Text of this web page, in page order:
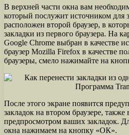
В верхней части окна вам
который послужит источником для
расположен второй браузер, в
закладки из первого браузера. На
Google Chrome выбран в качестве
браузер Mozilla Firefox в качестве
браузеры, смело нажимайте на
После этого экране появится
закладок на втором браузере,
предпросмотром ваших закладок.
окна нажимаем на кнопку «ОК».